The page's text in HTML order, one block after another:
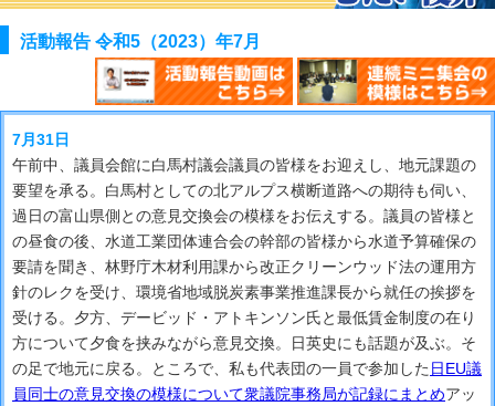
活動報告 令和5（2023）年7月
7月31日
午前中、議員会館に白馬村議会議員の皆様をお迎えし、地元課題の
要望を承る。白馬村としての北アルプス横断道路への期待も伺い、
過日の富山県側との意見交換会の模様をお伝えする。議員の皆様と
の昼食の後、水道工業団体連合会の幹部の皆様から水道予算確保の
要請を聞き、林野庁木材利用課から改正クリーンウッド法の運用方
針のレクを受け、環境省地域脱炭素事業推進課長から就任の挨拶を
受ける。夕方、デービッド・アトキンソン氏と最低賃金制度の在り
方について夕食を挟みながら意見交換。日英史にも話題が及ぶ。そ
の足で地元に戻る。ところで、私も代表団の一員で参加した 日EU議
員同士の意見交換の模様について衆議院事務局が記録にまとめアッ